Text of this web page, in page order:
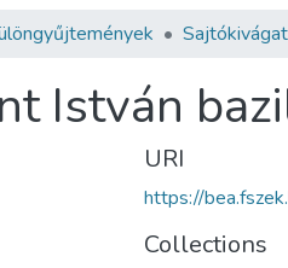
István
URI
https://
Collections